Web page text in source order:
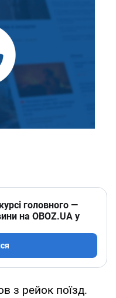
головного —
на OBOZ.UA у
з рейок поїзд.